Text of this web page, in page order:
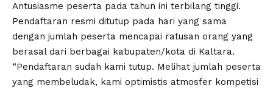
Antusiasme peserta pada tahun ini terbilang tinggi.
Pendaftaran resmi ditutup pada hari yang sama
dengan jumlah peserta mencapai ratusan orang yang
berasal dari berbagai kabupaten/kota di Kaltara.
“Pendaftaran sudah kami tutup. Melihat jumlah peserta
yang membeludak, kami optimistis atmosfer kompetisi